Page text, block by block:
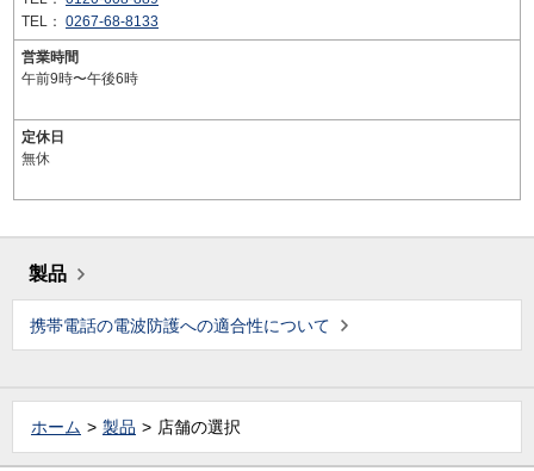
TEL： 0267-68-8133
営業時間
午前9時〜午後6時
定休日
無休
製品
携帯電話の電波防護への適合性について
ホーム 製品 店舗の選択